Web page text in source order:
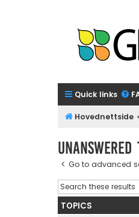
Quick links
Hovednettside
Go to advanced
TOPICS